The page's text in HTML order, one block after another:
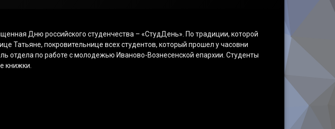
Дню российского студенчества – «СтудДень». По традиции, которой
Татьяне, покровительнице всех студентов, который прошел у часовни
отдела по работе с молодежью Иваново-Вознесенской епархии. Студенты
книжки.